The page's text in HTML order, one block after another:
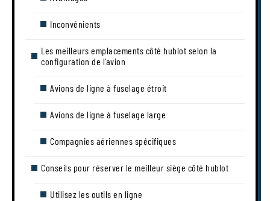
Inconvénients
Les meilleurs emplacements côté hublot selon la
configuration de l’avion
Avions de ligne à fuselage étroit
Avions de ligne à fuselage large
Compagnies aériennes spécifiques
Conseils pour réserver le meilleur siège côté hublot
Utilisez les outils en ligne